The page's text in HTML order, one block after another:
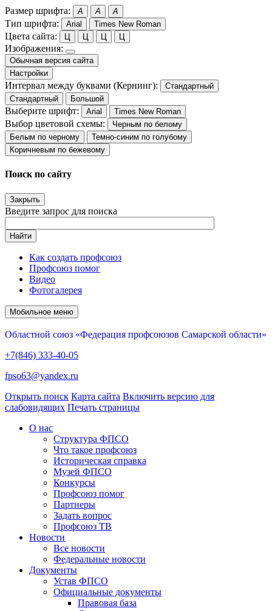
Размер шрифта: A A A
Тип шрифта: Arial Times New Roman
Цвета сайта: Ц Ц Ц Ц
Изображения:
Обычная версия сайта
Настройки
Интервал между буквами (Кернинг):
Стандартный
Стандартный
Большой
Выберите шрифт: Arial Times New Roman
Выбор цветовой схемы:
Черным по белому
Белым по черному
Темно-синим по голубому
Коричневым по бежевому
Поиск по сайту
Закрыть
Введите запрос для поиска
Найти
Как создать профсоюз
Профсоюз помог
Видео
Фотогалерея
Мобильное меню
Областной союз «Федерация профсоюзов Самарской области»
+7(846) 333-40-05
fpso63@yandex.ru
Открыть поиск Карта сайта Включить версию для
слабовидящих Печать страницы
О нас
Структура ФПСО
Что такое профсоюз
Историческая справка
Музей ФПСО
Конкурсы
Профсоюз помог
Партнеры
Задать вопрос
Профсоюз ТВ
Новости
Все новости
Федеральные новости
Документы
Устав ФПСО
Официальные документы
Правовая база